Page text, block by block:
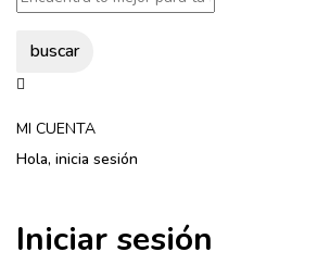
buscar
MI CUENTA
Hola, inicia sesión
Iniciar sesión